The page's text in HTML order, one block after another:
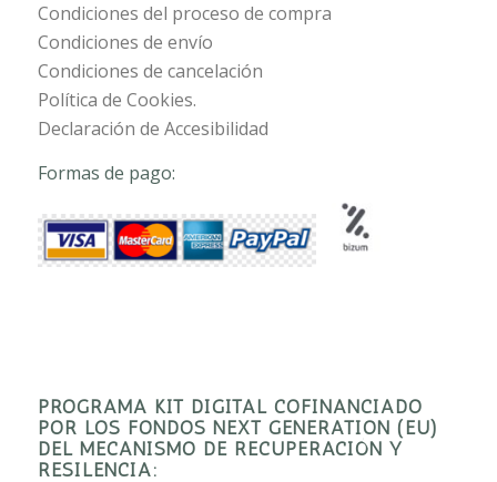
Condiciones del proceso de compra
Condiciones de envío
Condiciones de cancelación
Política de Cookies.
Declaración de Accesibilidad
Formas de pago:
PROGRAMA KIT DIGITAL COFINANCIADO
POR LOS FONDOS NEXT GENERATION (EU)
DEL MECANISMO DE RECUPERACIÓN Y
RESILENCIA: